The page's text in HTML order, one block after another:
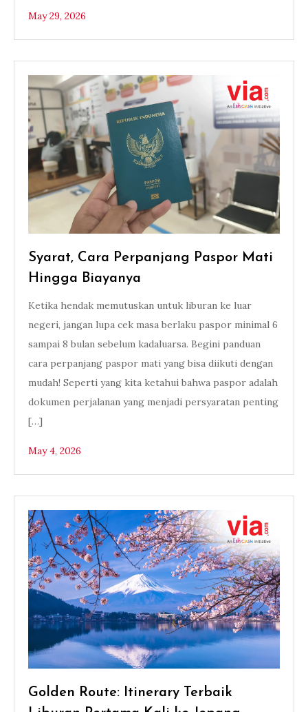
May 29, 2026
Syarat, Cara Perpanjang Paspor Mati
Hingga Biayanya
Ketika hendak memutuskan untuk liburan ke luar
negeri, jangan lupa cek masa berlaku paspor minimal 6
sampai 8 bulan sebelum kadaluarsa. Begini panduan
cara perpanjang paspor mati yang bisa diikuti dengan
mudah! Seperti yang kita ketahui bahwa paspor adalah
dokumen perjalanan yang menjadi persyaratan penting
[…]
May 4, 2026
Golden Route: Itinerary Terbaik